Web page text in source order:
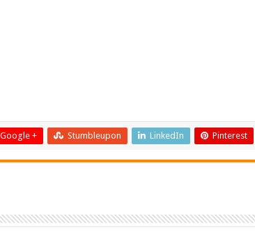
Google + Stumbleupon LinkedIn Pinterest